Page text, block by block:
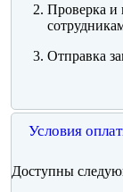
Проверка и
Отправка
Условия
Доступны